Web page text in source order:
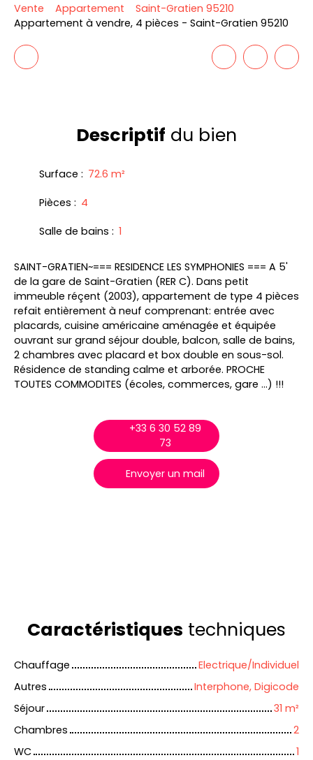
Vente Appartement
Saint-Gratien 95210
Appartement à vendre, 4 pièces - Saint-Gratien 95210
Descriptif du bien
Surface : 72.6 m²
Pièces : 4
Salle de bains : 1
SAINT-GRATIEN~=== RESIDENCE LES SYMPHONIES === A 5'
de la gare de Saint-Gratien (RER C). Dans petit
immeuble réçent (2003), appartement de type 4 pièces
refait entièrement à neuf comprenant: entrée avec
placards, cuisine américaine aménagée et équipée
ouvrant sur grand séjour double, balcon, salle de bains,
2 chambres avec placard et box double en sous-sol.
Résidence de standing calme et arborée. PROCHE
TOUTES COMMODITES (écoles, commerces, gare ...) !!!
+33 6 30 52 89
73
Envoyer un mail
Caractéristiques techniques
Chauffage
Electrique/Individuel
Autres
Interphone, Digicode
Séjour
31 m²
Chambres
2
WC
1